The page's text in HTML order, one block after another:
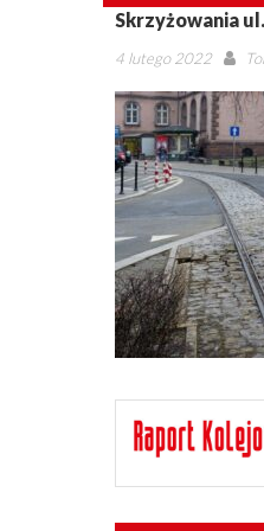
Skrzyżowania
Posted
4 lutego 2022